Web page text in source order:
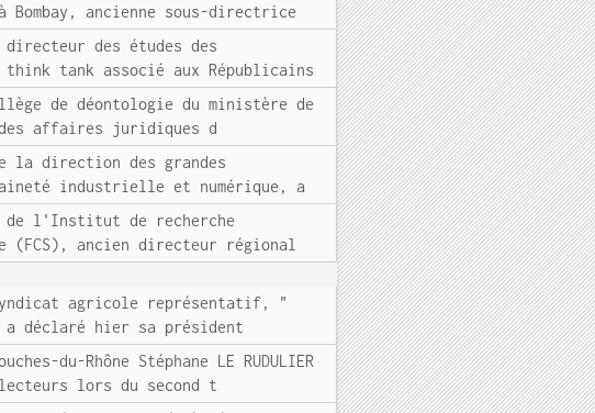
ancienne sous-directrice
des études des
tank associé aux Républicains
de déontologie du ministère de
affaires juridiques d
la direction des grandes
industrielle et numérique, a
de l'Institut de recherche
(FCS), ancien directeur régional
agricole représentatif, "
déclaré hier sa président
du-Rhône Stéphane LE RUDULIER
lors du second t